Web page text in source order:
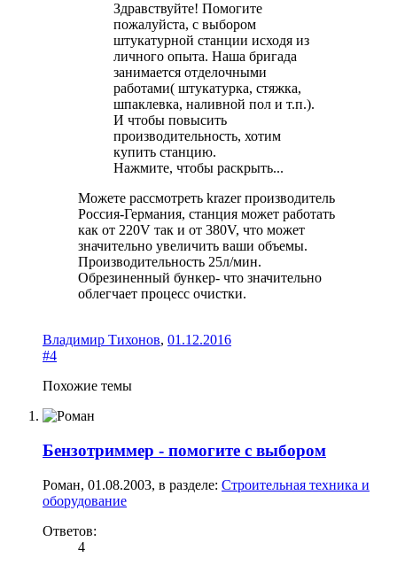
Здравствуйте! Помогите
пожалуйста, с выбором
штукатурной станции исходя из
личного опыта. Наша бригада
занимается отделочными
работами( штукатурка, стяжка,
шпаклевка, наливной пол и т.п.).
И чтобы повысить
производительность, хотим
купить станцию.
Нажмите, чтобы раскрыть...
Можете рассмотреть krazer производитель
Россия-Германия, станция может работать
как от 220V так и от 380V, что может
значительно увеличить ваши объемы.
Производительность 25л/мин.
Обрезиненный бункер- что значительно
облегчает процесс очистки.
Владимир Тихонов, 01.12.2016
#4
Похожие темы
Бензотриммер - помогите с выбором
Роман, 01.08.2003, в разделе: Строительная техника и
оборудование
Ответов:
4